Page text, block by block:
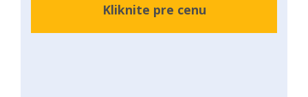
Kliknite pre cenu